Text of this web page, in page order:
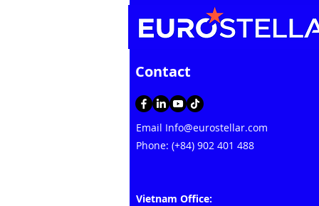
Contact
Email Info@eurostellar.com
Phone: (+84) 902 401 488
Vietnam Office: